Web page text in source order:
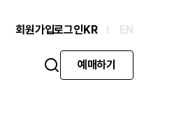
회원가입로그인KR EN
예매하기